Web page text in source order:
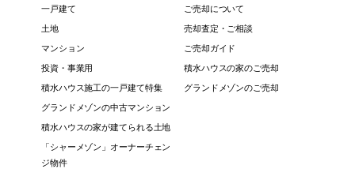
一戸建て
土地
マンション
投資・事業用
積水ハウス施工の一戸建て特集
グランドメゾンの中古マンション
積水ハウスの家が建てられる土地
「シャーメゾン」オーナーチェン
ジ物件
ご売却について
売却査定・ご相談
ご売却ガイド
積水ハウスの家のご売却
グランドメゾンのご売却